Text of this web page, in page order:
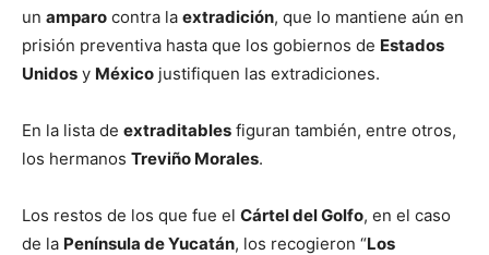
un amparo contra la extradición, que lo mantiene aún en
prisión preventiva hasta que los gobiernos de Estados
Unidos y México justifiquen las extradiciones.
En la lista de extraditables figuran también, entre otros,
los hermanos Treviño Morales.
Los restos de los que fue el Cártel del Golfo, en el caso
de la Península de Yucatán, los recogieron “Los